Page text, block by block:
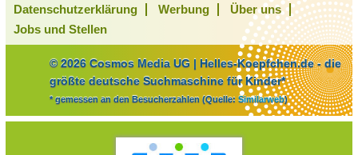
Datenschutzerklärung
Werbung
Über uns
Jobs und Stellen
© 2026 Cosmos Media UG | Helles-Koepfchen.de - die
größte deutsche Suchmaschine für Kinder*
* gemessen an den Besucherzahlen (Quelle: Similarweb)